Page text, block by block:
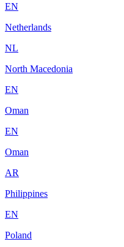
EN
Netherlands
NL
North Macedonia
EN
Oman
EN
Oman
AR
Philippines
EN
Poland